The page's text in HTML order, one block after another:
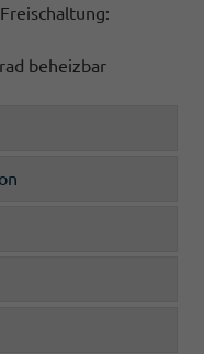
beheizbar